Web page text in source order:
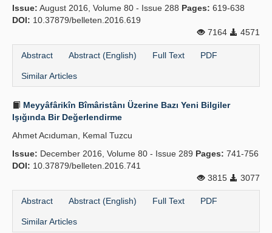
Issue: August 2016, Volume 80 - Issue 288 Pages: 619-638
DOI: 10.37879/belleten.2016.619
7164
4571
Abstract Abstract (English) Full Text PDF
Similar Articles
Meyyâfârikîn Bîmâristânı Üzerine Bazı Yeni Bilgiler
Işığında Bir Değerlendirme
Ahmet Acıduman, Kemal Tuzcu
Issue: December 2016, Volume 80 - Issue 289 Pages: 741-756
DOI: 10.37879/belleten.2016.741
3815
3077
Abstract Abstract (English) Full Text PDF
Similar Articles